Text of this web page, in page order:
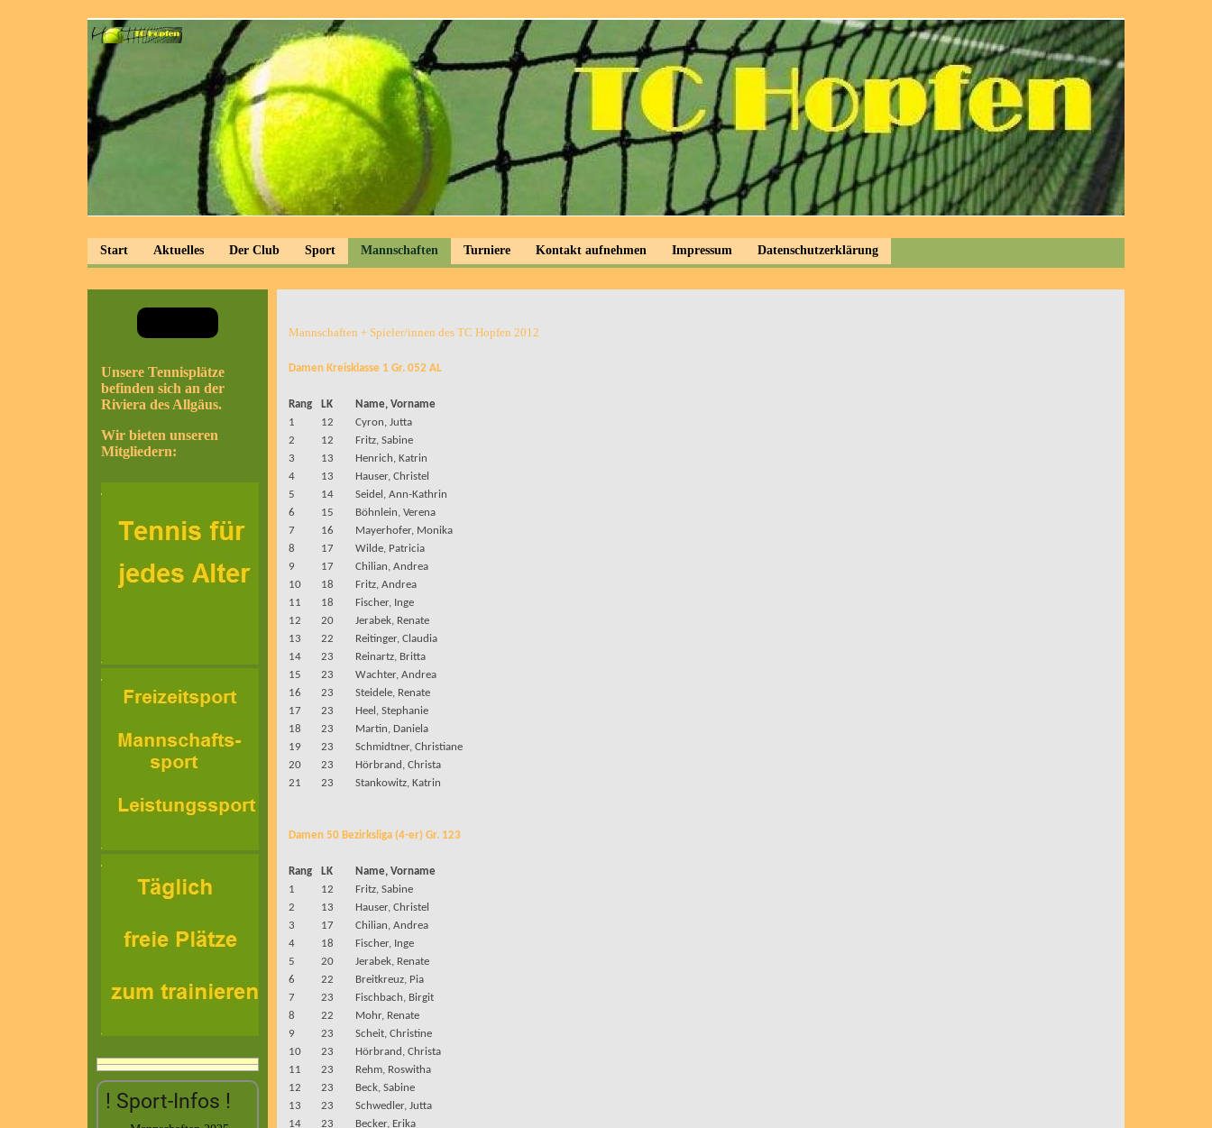
Start Aktuelles Der Club Sport Mannschaften Turniere Kontakt aufnehmen Impressum Datenschutzerklärung
Unsere Tennisplätze
befinden sich an der
Riviera des Allgäus.
Wir bieten unseren
Mitgliedern:
! Sport-Infos !
Mannschaften + Spieler/innen des TC Hopfen 2012
Damen Kreisklasse 1 Gr. 052 AL
Rang LK
Name, Vorname
1
12
Cyron, Jutta
2
12
Fritz, Sabine
3
13
Henrich, Katrin
4
13
Hauser, Christel
5
14
Seidel, Ann-Kathrin
6
15
Böhnlein, Verena
7
16
Mayerhofer, Monika
8
17
Wilde, Patricia
9
17
Chilian, Andrea
10
18
Fritz, Andrea
11
18
Fischer, Inge
12
20
Jerabek, Renate
13
22
Reitinger, Claudia
14
23
Reinartz, Britta
15
23
Wachter, Andrea
16
23
Steidele, Renate
17
23
Heel, Stephanie
18
23
Martin, Daniela
19
23
Schmidtner, Christiane
20
23
Hörbrand, Christa
21
23 Stankowitz, Katrin
Damen 50 Bezirksliga (4-er) Gr. 123
Rang LK
Name, Vorname
1
12
Fritz, Sabine
2
13
Hauser, Christel
3
17
Chilian, Andrea
4
18
Fischer, Inge
5
20
Jerabek, Renate
6
22
Breitkreuz, Pia
7
23
Fischbach, Birgit
8
22
Mohr, Renate
9
23
Scheit, Christine
10
23
Hörbrand, Christa
11
23
Rehm, Roswitha
12
23
Beck, Sabine
13
23
Schwedler, Jutta
14
23
Becker, Erika